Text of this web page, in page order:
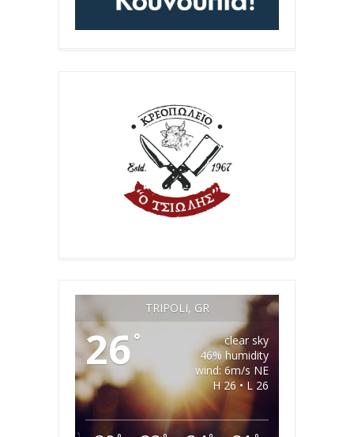
TRIPOLI, GR
26°
clear sky
46% humidity
wind: 6m/s NE
H 26 • L 26